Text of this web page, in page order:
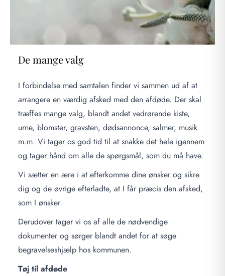
De mange valg
I forbindelse med samtalen finder vi sammen ud af at
arrangere en værdig afsked med den afdøde. Der skal
træffes mange valg, blandt andet vedrørende kiste,
urne, blomster, gravsten, dødsannonce, salmer, musik
m.m. Vi tager os god tid til at snakke det hele igennem
og tager hånd om alle de spørgsmål, som du må have.
Vi sætter en ære i at efterkomme dine ønsker og sikre
dig og de øvrige efterladte, at I får præcis den afsked,
som I ønsker.
Derudover tager vi os af alle de nødvendige
dokumenter og sørger blandt andet for at søge
begravelseshjælp hos kommunen.
Tøj til afdøde